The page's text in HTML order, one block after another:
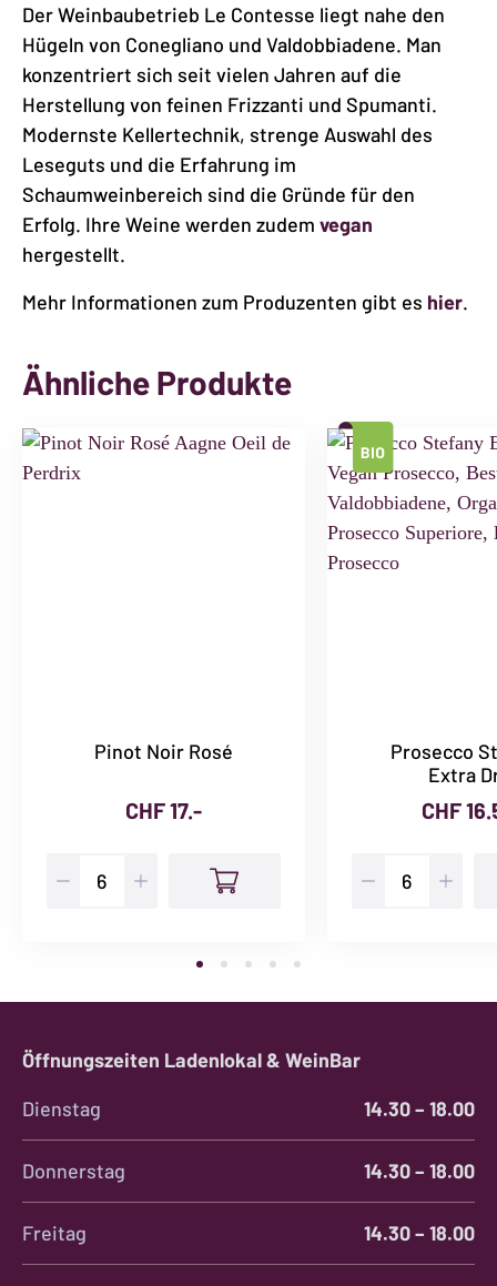
Der Weinbaubetrieb Le Contesse liegt nahe den
Hügeln von Conegliano und Valdobbiadene. Man
konzentriert sich seit vielen Jahren auf die
Herstellung von feinen Frizzanti und Spumanti.
Modernste Kellertechnik, strenge Auswahl des
Leseguts und die Erfahrung im
Schaumweinbereich sind die Gründe für den
Erfolg. Ihre Weine werden zudem vegan
hergestellt.
Mehr Informationen zum Produzenten gibt es hier.
Ähnliche Produkte
Pinot Noir Rosé
CHF17.-
Prosecco
Extra
CHF
Prosecco
Öffnungszeiten Ladenlokal & WeinBar
Dienstag
14.30 – 18.00
Donnerstag 14.30 – 18.00
Freitag 14.30 – 18.00